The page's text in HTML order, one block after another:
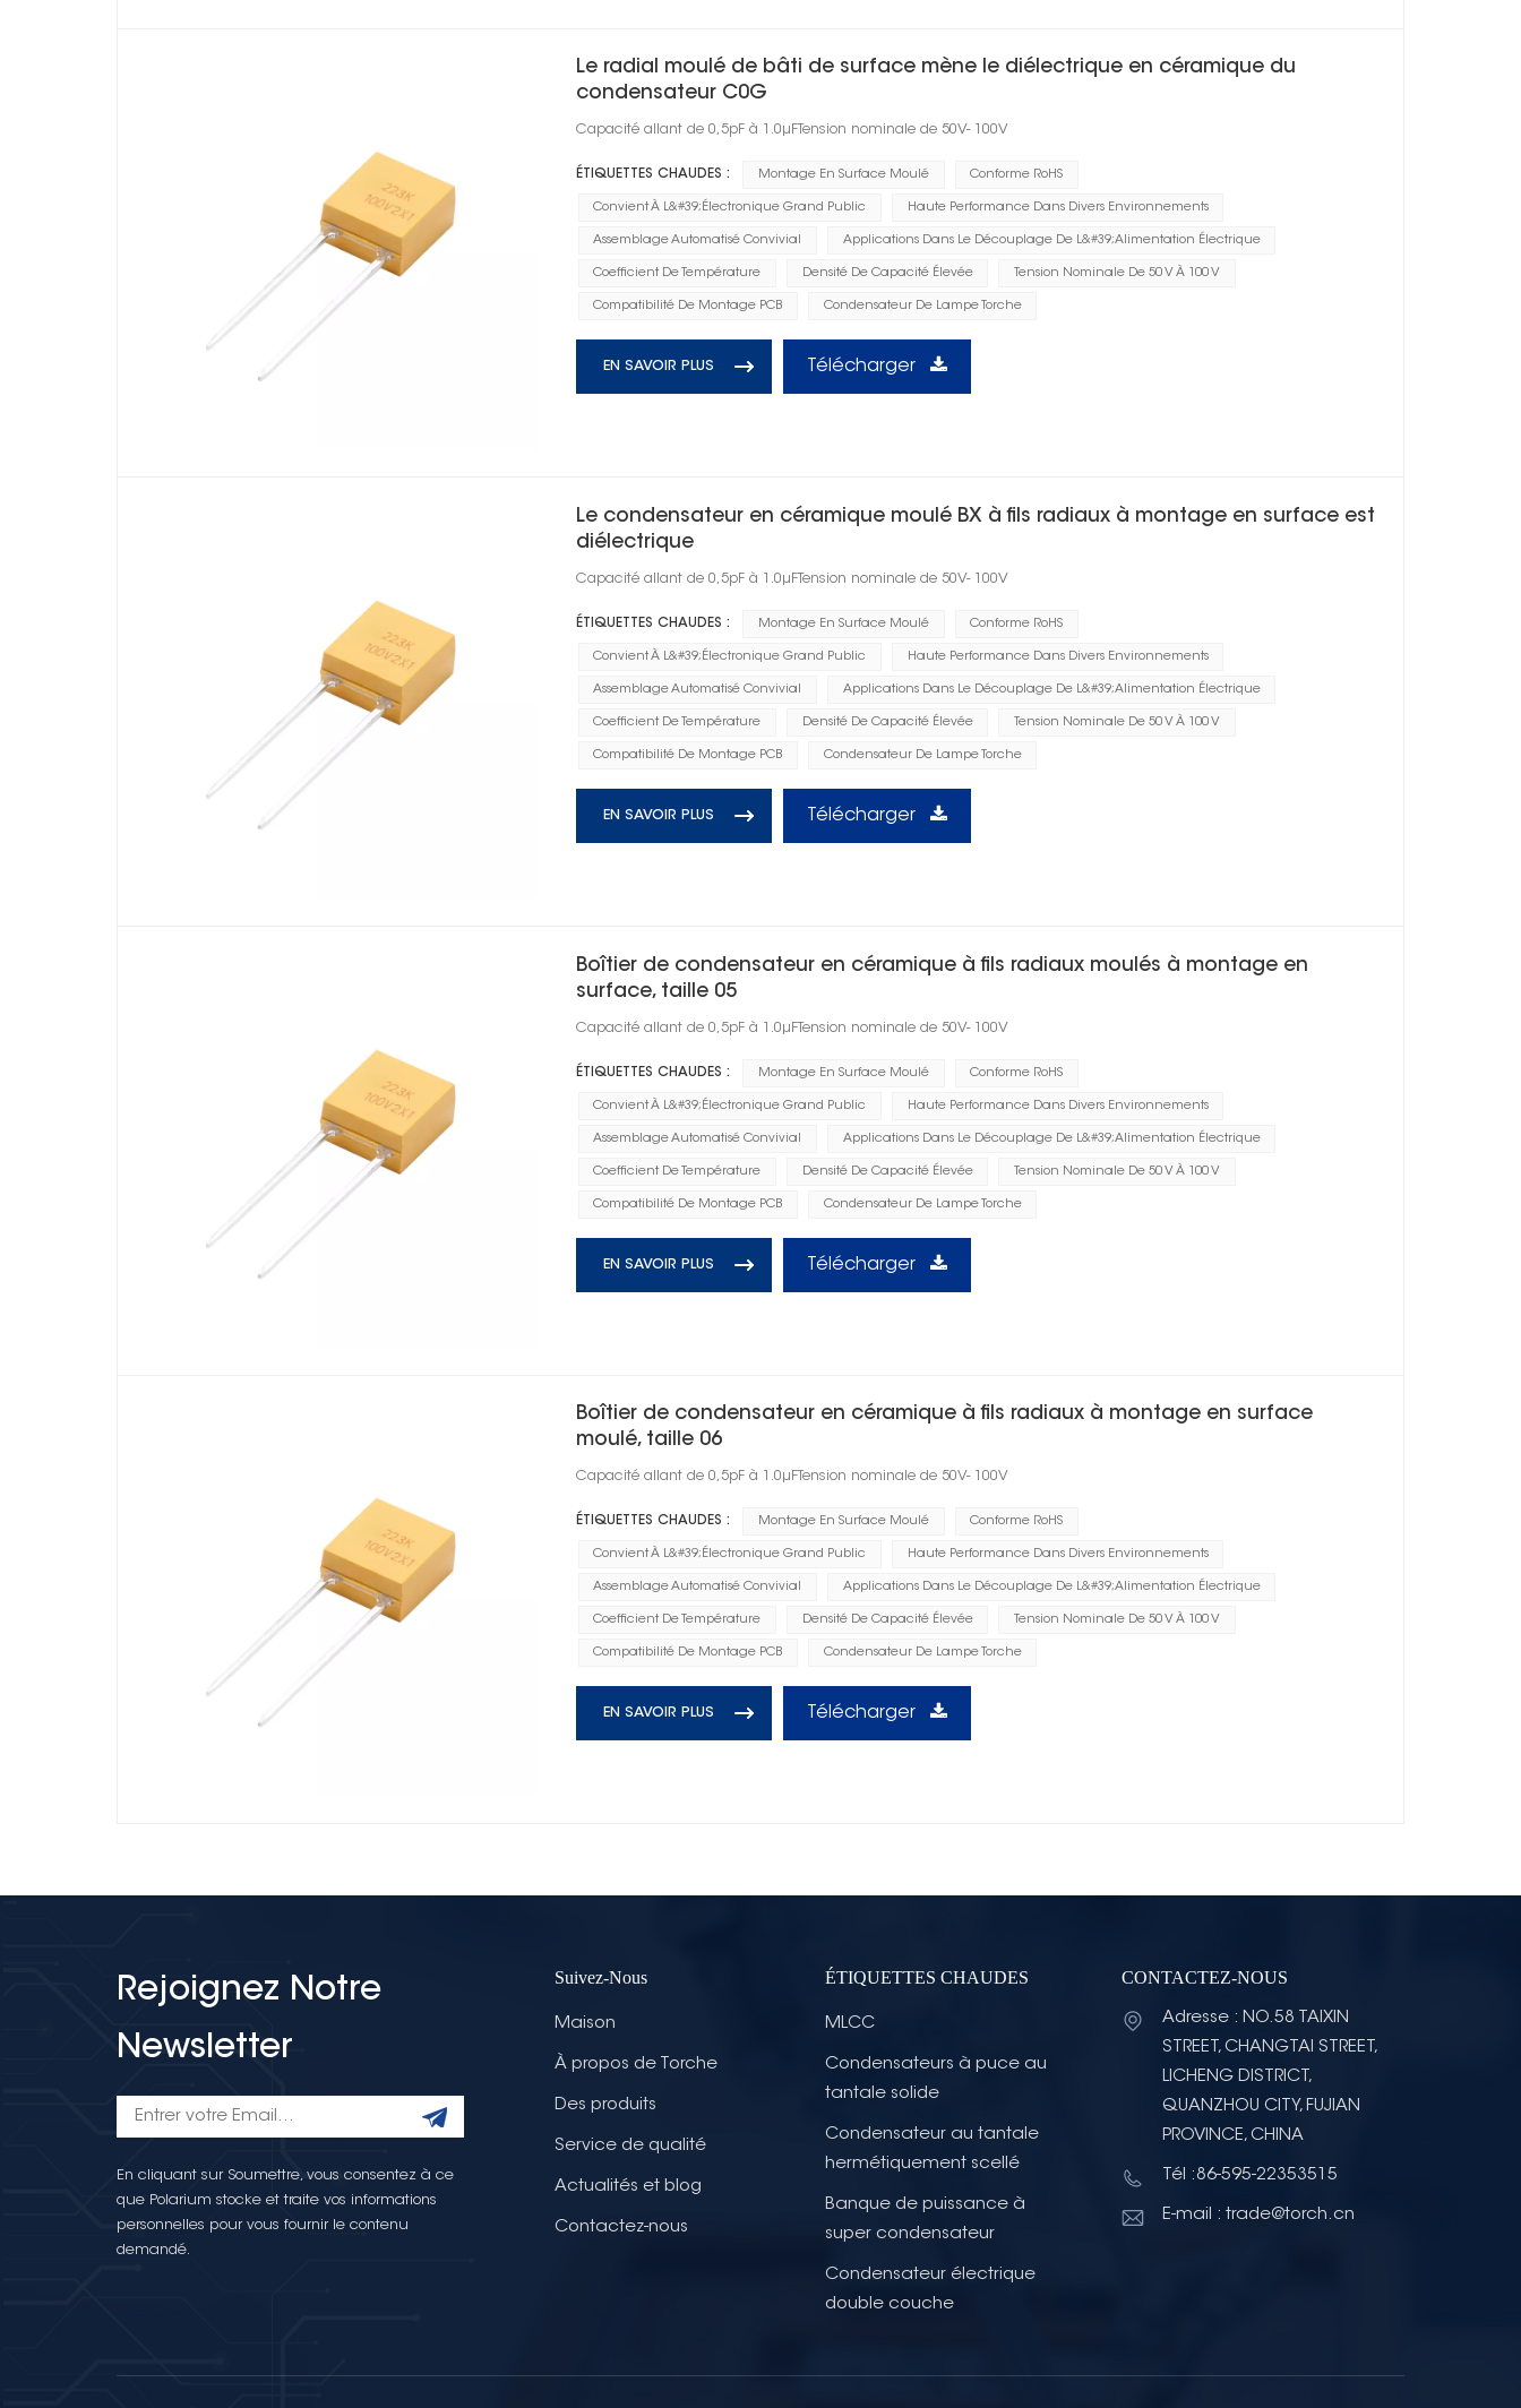
Le radial moulé de bâti de surface mène le diélectrique en céramique du
condensateur C0G
Capacité allant de 0,5pF à 1.0μFTension nominale de 50V- 100V
ÉTIQUETTES CHAUDES : Montage En Surface Moulé Conforme RoHS
Convient À L&#39;électronique Grand Public Haute Performance Dans Divers Environnements
Assemblage Automatisé Convivial Applications Dans Le Découplage De L&#39;alimentation Électrique
Coefficient De Température Densité De Capacité Élevée Tension Nominale De 50 V À 100 V
Compatibilité De Montage PCB Condensateur De Lampe Torche
EN SAVOIR PLUS Télécharger
Le condensateur en céramique moulé BX à fils radiaux à montage en surface est
diélectrique
Capacité allant de 0,5pF à 1.0μFTension nominale de 50V- 100V
ÉTIQUETTES CHAUDES : Montage En Surface Moulé Conforme RoHS
Convient À L&#39;électronique Grand Public Haute Performance Dans Divers Environnements
Assemblage Automatisé Convivial Applications Dans Le Découplage De L&#39;alimentation Électrique
Coefficient De Température Densité De Capacité Élevée Tension Nominale De 50 V À 100 V
Compatibilité De Montage PCB Condensateur De Lampe Torche
EN SAVOIR PLUS Télécharger
Boîtier de condensateur en céramique à fils radiaux moulés à montage en
surface, taille 05
Capacité allant de 0,5pF à 1.0μFTension nominale de 50V- 100V
ÉTIQUETTES CHAUDES : Montage En Surface Moulé Conforme RoHS
Convient À L&#39;électronique Grand Public Haute Performance Dans Divers Environnements
Assemblage Automatisé Convivial Applications Dans Le Découplage De L&#39;alimentation Électrique
Coefficient De Température Densité De Capacité Élevée Tension Nominale De 50 V À 100 V
Compatibilité De Montage PCB Condensateur De Lampe Torche
EN SAVOIR PLUS Télécharger
Boîtier de condensateur en céramique à fils radiaux à montage en surface
moulé, taille 06
Capacité allant de 0,5pF à 1.0μFTension nominale de 50V- 100V
ÉTIQUETTES CHAUDES : Montage En Surface Moulé Conforme RoHS
Convient À L&#39;électronique Grand Public Haute Performance Dans Divers Environnements
Assemblage Automatisé Convivial Applications Dans Le Découplage De L&#39;alimentation Électrique
Coefficient De Température Densité De Capacité Élevée Tension Nominale De 50 V À 100 V
Compatibilité De Montage PCB Condensateur De Lampe Torche
EN SAVOIR PLUS Télécharger
Rejoignez Notre
Newsletter
En cliquant sur Soumettre, vous consentez à ce
que Polarium stocke et traite vos informations
personnelles pour vous fournir le contenu
demandé.
Suivez-Nous
Maison
À propos de Torche
Des produits
Service de qualité
Actualités et blog
Contactez-nous
ÉTIQUETTES CHAUDES
MLCC
Condensateurs à puce au
tantale solide
Condensateur au tantale
hermétiquement scellé
Banque de puissance à
super condensateur
Condensateur électrique
double couche
CONTACTEZ-NOUS
Adresse : NO.58 TAIXIN
STREET, CHANGTAI STREET,
LICHENG DISTRICT,
QUANZHOU CITY, FUJIAN
PROVINCE, CHINA
Tél :86-595-22353515
E-mail : trade@torch.cn